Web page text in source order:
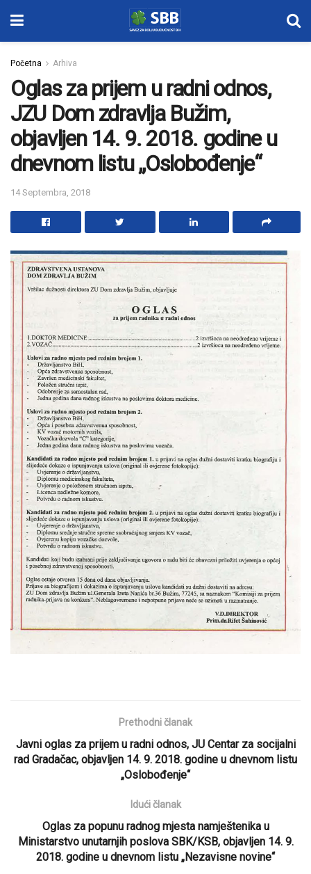
Početna Arhiva
Oglas za prijem u radni odnos,
JZU Dom zdravlja Bužim,
objavljen 14. 9. 2018. godine u
dnevnom listu „Oslobođenje“
14 Septembra, 2018
Prethodni članak
Javni oglas za prijem u radni odnos, JU Centar za socijalni
rad Gradačac, objavljen 14. 9. 2018. godine u dnevnom listu
„Oslobođenje“
Idući članak
Oglas za popunu radnog mjesta namještenika u
Ministarstvo unutarnjih poslova SBK/KSB, objavljen 14. 9.
2018. godine u dnevnom listu „Nezavisne novine“